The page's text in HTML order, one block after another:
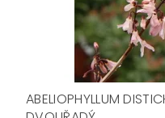
ABELIOPHYLLUM